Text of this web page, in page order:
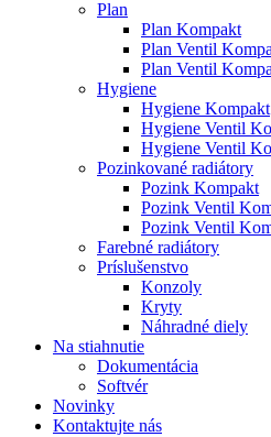
Plan
Plan Kompakt
Plan Ventil
Plan Ventil
Hygiene
Hygiene Kompakt
Hygiene Ventil
Hygiene Ventil
Pozinkované radiátory
Pozink Kompakt
Pozink Ventil
Pozink Ventil
Farebné radiátory
Príslušenstvo
Konzoly
Kryty
Náhradné diely
Na stiahnutie
Dokumentácia
Softvér
Novinky
Kontaktujte nás